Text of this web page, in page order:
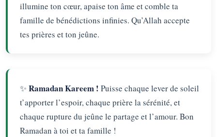
illumine ton cœur, apaise ton âme et comble ta
famille de bénédictions infinies. Qu’Allah accepte
tes prières et ton jeûne.
✨ Ramadan Kareem ! Puisse chaque lever de soleil
t’apporter l’espoir, chaque prière la sérénité, et
chaque rupture du jeûne le partage et l’amour. Bon
Ramadan à toi et ta famille !